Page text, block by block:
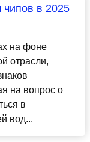
чипов в 2025
на фоне
отрасли,
на вопрос о
в
вод...